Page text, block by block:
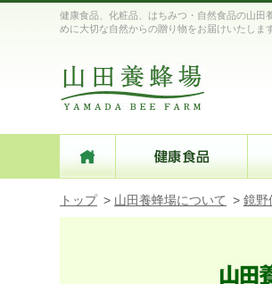
健康食品、化粧品、はちみつ・自然食品の山田
めに大切な自然からの贈り物をお届けいたします
トップ > 山田養蜂場について > 鏡野